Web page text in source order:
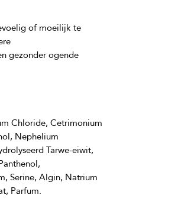
of moeilijk te
gezonder ogende
Chloride, Cetrimonium
Nephelium
Tarwe-eiwit,
Serine, Algin, Natrium